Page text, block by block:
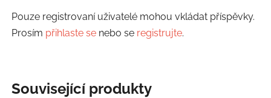
Pouze registrovaní uživatelé mohou vkládat příspěvky.
Prosím přihlaste senebo se registrujte.
Související produkty